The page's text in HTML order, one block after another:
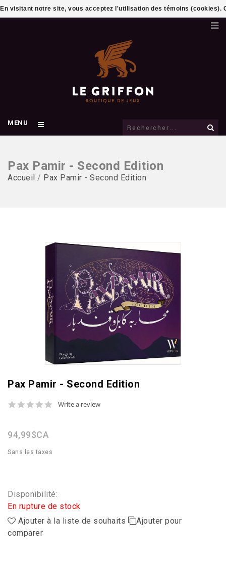
MENU
Pax Pamir - Second Edition
Accueil / Pax Pamir - Second Edition
Pax Pamir - Second Edition
0.0
Write a review
94,99$CA
Sans les taxes
Disponibilité:
En rupture de stock
Ajouter à la liste de souhaits
Ajouter pour
comparer
En visitant notre site, vous acceptez l'utilisation des témoins